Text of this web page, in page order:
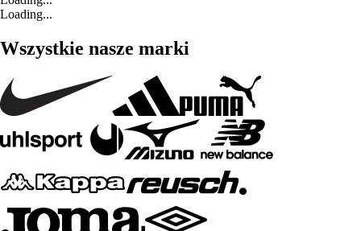
Loading...
Wszystkie nasze marki